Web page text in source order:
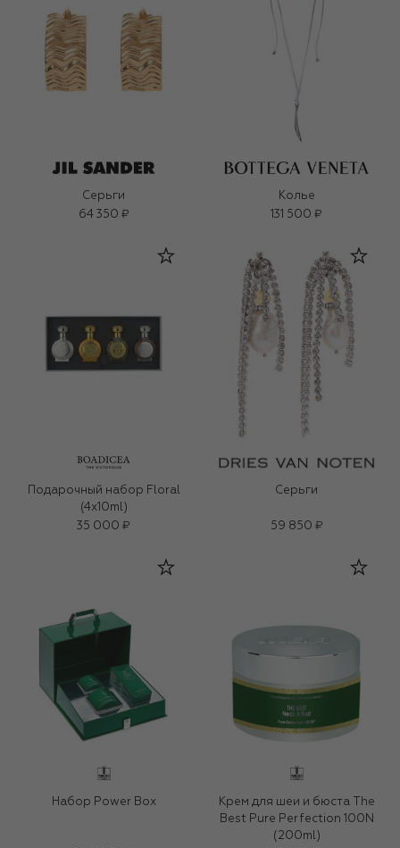
Серьги
64 350 ₽
Колье
131 500 ₽
Подарочный набор Floral
(4x10ml)
35 000 ₽
Серьги
59 850 ₽
Набор Power Box
Крем для шеи и бюста The
Best Pure Perfection 100N
(200ml)